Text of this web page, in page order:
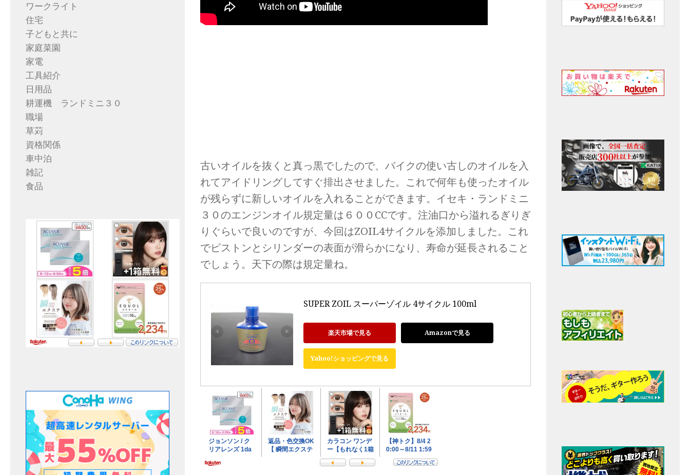
古いオイルを抜くと真っ黒でしたので、バイクの使い古しのオイルを入
れてアイドリングしてすぐ排出させました。これで何年も使ったオイル
が残らずに新しいオイルを入れることができます。イセキ・ランドミニ
３０のエンジンオイル規定量は６００CCです。注油口から溢れるぎりぎ
りぐらいで良いのですが、今回はZOIL4サイクルを添加しました。これ
でピストンとシリンダーの表面が滑らかになり、寿命が延長されること
でしょう。天下の際は規定量ね。
SUPER ZOIL スーパーゾイル 4サイクル 100ml
楽天市場で見る Amazonで見る
Yahoo!ショッピングで見る
ワークライト
住宅
子どもと共に
家庭菜園
家電
工具紹介
日用品
耕運機 ランドミニ３０
職場
草苅
資格関係
車中泊
雑記
食品